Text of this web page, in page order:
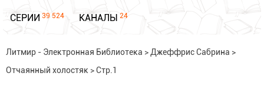
СЕРИИ 39 524 КАНАЛЫ 24
Литмир - Электронная Библиотека > Джеффрис Сабрина >
Отчаянный холостяк >Стр.1